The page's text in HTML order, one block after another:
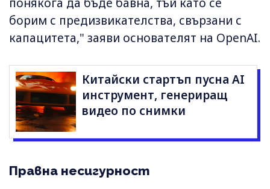
борим с предизвикателства, свързани с
капацитета," заяви основателят на OpenAI.
Китайски стартъп пусна AI
инструмент, генериращ
видео по снимки
Правна несигурност